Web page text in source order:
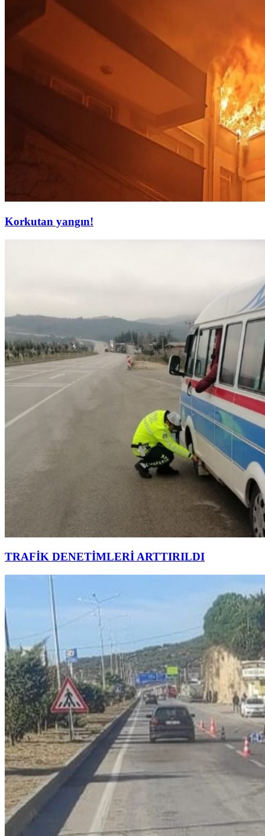
Korkutan yangın!
TRAFİK DENETİMLERİ ARTTIRILDI